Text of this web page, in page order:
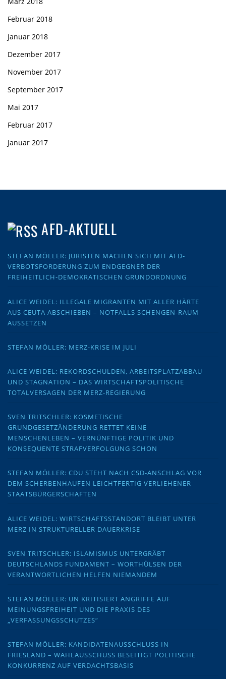
Februar 2018
Januar 2018
Dezember 2017
November 2017
September 2017
Mai 2017
Februar 2017
Januar 2017
AFD-AKTUELL
STEFAN MÖLLER: JURISTEN MACHEN SICH MIT AFD-
VERBOTSFORDERUNG ZUM ENDGEGNER DER
FREIHEITLICH-DEMOKRATISCHEN GRUNDORDNUNG
ALICE WEIDEL: ILLEGALE MIGRANTEN MIT ALLER HÄRTE
AUS CEUTA ABSCHIEBEN – NOTFALLS SCHENGEN-RAUM
AUSSETZEN
STEFAN MÖLLER: MERZ-KRISE IM JULI
ALICE WEIDEL: REKORDSCHULDEN, ARBEITSPLATZABBAU
UND STAGNATION – DAS WIRTSCHAFTSPOLITISCHE
TOTALVERSAGEN DER MERZ-REGIERUNG
SVEN TRITSCHLER: KOSMETISCHE
GRUNDGESETZÄNDERUNG RETTET KEINE
MENSCHENLEBEN – VERNÜNFTIGE POLITIK UND
KONSEQUENTE STRAFVERFOLGUNG SCHON
STEFAN MÖLLER: CDU STEHT NACH CSD-ANSCHLAG VOR
DEM SCHERBENHAUFEN LEICHTFERTIG VERLIEHENER
STAATSBÜRGERSCHAFTEN
ALICE WEIDEL: WIRTSCHAFTSSTANDORT BLEIBT UNTER
MERZ IN STRUKTURELLER DAUERKRISE
SVEN TRITSCHLER: ISLAMISMUS UNTERGRÄBT
DEUTSCHLANDS FUNDAMENT – WORTHÜLSEN DER
VERANTWORTLICHEN HELFEN NIEMANDEM
STEFAN MÖLLER: UN KRITISIERT ANGRIFFE AUF
MEINUNGSFREIHEIT UND DIE PRAXIS DES
„VERFASSUNGSSCHUTZES“
STEFAN MÖLLER: KANDIDATENAUSSCHLUSS IN
FRIESLAND – WAHLAUSSCHUSS BESEITIGT POLITISCHE
KONKURRENZ AUF VERDACHTSBASIS